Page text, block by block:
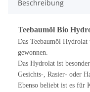
Beschreibung
Teebaumöl Bio
Das Teebaumöl
gewonnen.
Das Hydrolat ist
Gesichts-, Rasier- oder
Ebenso beliebt ist es für